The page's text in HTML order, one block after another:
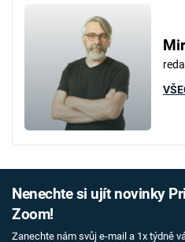
Nenechte si ujít novinky
Zoom!
Zanechte nám svůj e-mail a 1x týdně